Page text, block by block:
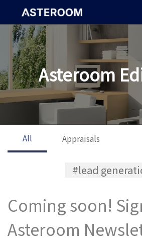
Asteroom
All Appraisals
#lead
Coming soon!
Asteroom